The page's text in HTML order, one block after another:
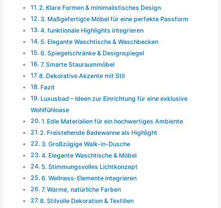
2. Klare Formen & minimalistisches Design
3. Maßgefertigte Möbel für eine perfekte Passform
4. funktionale Highlights integrieren
5. Elegante Waschtische & Waschbecken
6. Spiegelschränke & Designspiegel
7. Smarte Stauraummöbel
8. Dekorative Akzente mit Stil
Fazit
Luxusbad – Ideen zur Einrichtung für eine exklusive
Wohlfühloase
1. Edle Materialien für ein hochwertiges Ambiente
2. Freistehende Badewanne als Highlight
3. Großzügige Walk-in-Dusche
4. Elegante Waschtische & Möbel
5. Stimmungsvolles Lichtkonzept
6. Wellness-Elemente integrieren
7. Warme, natürliche Farben
8. Stilvolle Dekoration & Textilien